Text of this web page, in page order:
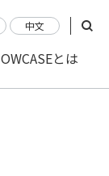
中文
とは